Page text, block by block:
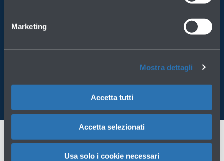
Marketing
Mostra dettagli
Accetta tutti
Accetta selezionati
Usa solo i cookie necessari
Porta BLQ sempre con te
Scarica l'app